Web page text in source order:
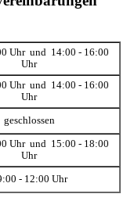
Uhr und 14:00 - 16:00
Uhr
Uhr und 14:00 - 16:00
Uhr
geschlossen
Uhr und 15:00 - 18:00
Uhr
- 12:00 Uhr